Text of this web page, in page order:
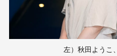
左）秋田ようこ